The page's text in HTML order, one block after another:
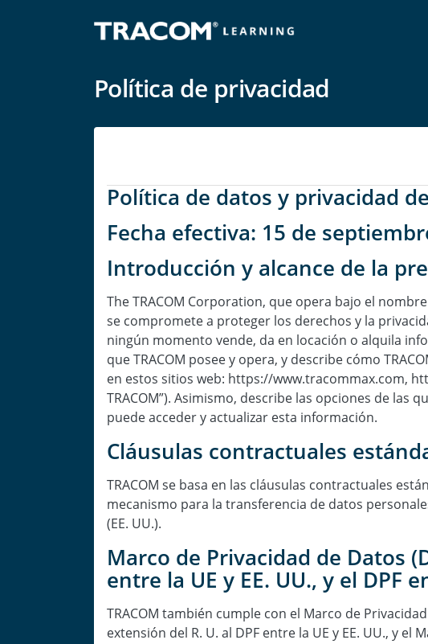
Política de privacidad
Política de datos y privacidad
Fecha efectiva: 15 de
Introducción y alcance de la
The TRACOM Corporation, que opera bajo el
se compromete a proteger los derechos y la
ningún momento vende, da en locación o alquila
que TRACOM posee y opera, y describe cómo
en estos sitios web: https://www.tracommax.com,
TRACOM”). Asimismo, describe las opciones de
puede acceder y actualizar esta información.
Cláusulas contractuales
TRACOM se basa en las cláusulas contractuales
mecanismo para la transferencia de datos
(EE. UU.).
Marco de Privacidad de Datos
entre la UE y EE. UU., y el DPF
TRACOM también cumple con el Marco de
extensión del R. U. al DPF entre la UE y EE. UU., y el